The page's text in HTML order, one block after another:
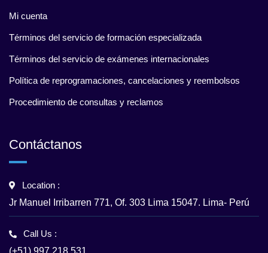
Mi cuenta
Términos del servicio de formación especializada
Términos del servicio de exámenes internacionales
Política de reprogramaciones, cancelaciones y reembolsos
Procedimiento de consultas y reclamos
Contáctanos
Location :
Jr Manuel Irribarren 771, Of. 303 Lima 15047. Lima- Perú
Call Us :
(+51) 997 218 531